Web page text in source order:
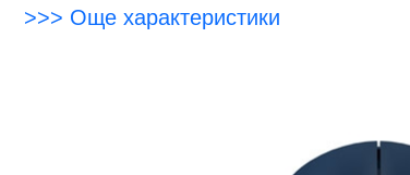
>>> Още характеристики